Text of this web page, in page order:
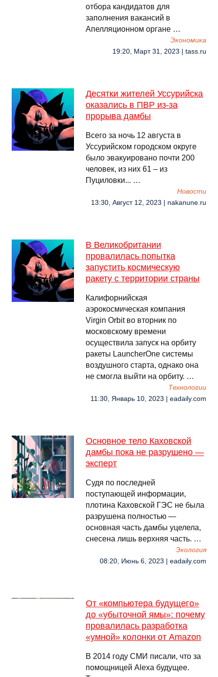
отбора кандидатов для
заполнения вакансий в
Апелляционном органе …
Экономика
19:20, Март 31, 2023 | tass.ru
Десятки жителей Уссурийска
оказались в ПВР из-за
прорыва дамбы
Всего за ночь 12 августа в
Уссурийском городском округе
было эвакуировано почти 200
человек, из них 61 – из
Пуциловки... …
Новости
13:30, Август 12, 2023 | nakanune.ru
В Великобритании
провалилась попытка
запустить космическую
ракету с территории страны
Калифорнийская
аэрокосмическая компания
Virgin Orbit во вторник по
московскому времени
осуществила запуск на орбиту
ракеты LauncherOne системы
воздушного старта, однако она
не смогла выйти на орбиту. …
Технологии
11:30, Январь 10, 2023 | eadaily.com
Основное тело Каховской
дамбы пока не разрушено —
эксперт
Судя по последней
поступающей информации,
плотина Каховской ГЭС не была
разрушена полностью —
основная часть дамбы уцелела,
снесена лишь верхняя часть. …
Экология
08:20, Июнь 6, 2023 | eadaily.com
От «компьютера будущего»
до «убыточной ямы»: почему
провалилась разработка
«умной» колонки от Amazon
В 2014 году СМИ писали, что за
помощницей Alexa будущее.